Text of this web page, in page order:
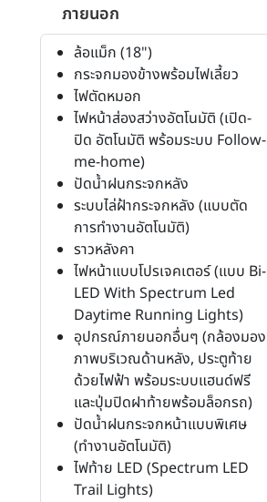
ภายนอก
ล้อแม็ก (18")
กระจกมองข้างพร้อมไฟเลี้ยว
ไฟตัดหมอก
ไฟหน้าส่องสว่างอัตโนมัติ (เปิด-
ปิด อัตโนมัติ พร้อมระบบ Follow-
me-home)
ปัดน้ำฝนกระจกหลัง
ระบบไล่ฝ้ากระจกหลัง (แบบตัด
การทำงานอัตโนมัติ)
ราวหลังคา
ไฟหน้าแบบโปรเจคเตอร์ (แบบ Bi-
LED With Spectrum Led
Daytime Running Lights)
อุปกรณ์ภายนอกอื่นๆ (กล้องมอง
ภาพบริเวณด้านหลัง, ประตูท้าย
ด้วยไฟฟ้า พร้อมระบบแฮนด์ฟรี
และปุ่มปิดฝาท้ายพร้อมล็อกรถ)
ปัดน้ำฝนกระจกหน้าแบบพิเศษ
(ทำงานอัตโนมัติ)
ไฟท้าย LED (Spectrum LED
Trail Lights)